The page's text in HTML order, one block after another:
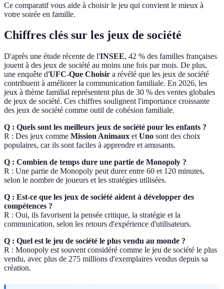
Ce comparatif vous aide à choisir le jeu qui convient le mieux à
votre soirée en famille.
Chiffres clés sur les jeux de société
D'après une étude récente de l'INSEE, 42 % des familles françaises
jouent à des jeux de société au moins une fois par mois. De plus,
une enquête d'UFC-Que Choisir a révélé que les jeux de société
contribuent à améliorer la communication familiale. En 2026, les
jeux à thème familial représentent plus de 30 % des ventes globales
de jeux de société. Ces chiffres soulignent l'importance croissante
des jeux de société comme outil de cohésion familiale.
Q : Quels sont les meilleurs jeux de société pour les enfants ?
R : Des jeux comme Mission Animaux et Uno sont des choix
populaires, car ils sont faciles à apprendre et amusants.
Q : Combien de temps dure une partie de Monopoly ?
R : Une partie de Monopoly peut durer entre 60 et 120 minutes,
selon le nombre de joueurs et les stratégies utilisées.
Q : Est-ce que les jeux de société aident à développer des
compétences ?
R : Oui, ils favorisent la pensée critique, la stratégie et la
communication, selon les retours d'expérience d'utilisateurs.
Q : Quel est le jeu de société le plus vendu au monde ?
R : Monopoly est souvent considéré comme le jeu de société le plus
vendu, avec plus de 275 millions d'exemplaires vendus depuis sa
création.